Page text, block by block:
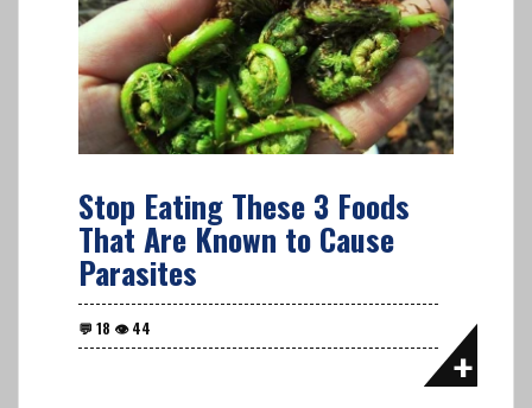
Stop Eating These 3 Foods
That Are Known to Cause
Parasites